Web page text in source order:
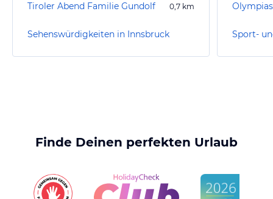
Tiroler Abend Familie Gundolf 0,7 km
Sehenswürdigkeiten in Innsbruck
Finde Deinen perfekten Urlaub